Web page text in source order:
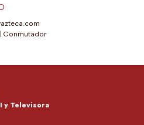
Conmutador
y Televisora